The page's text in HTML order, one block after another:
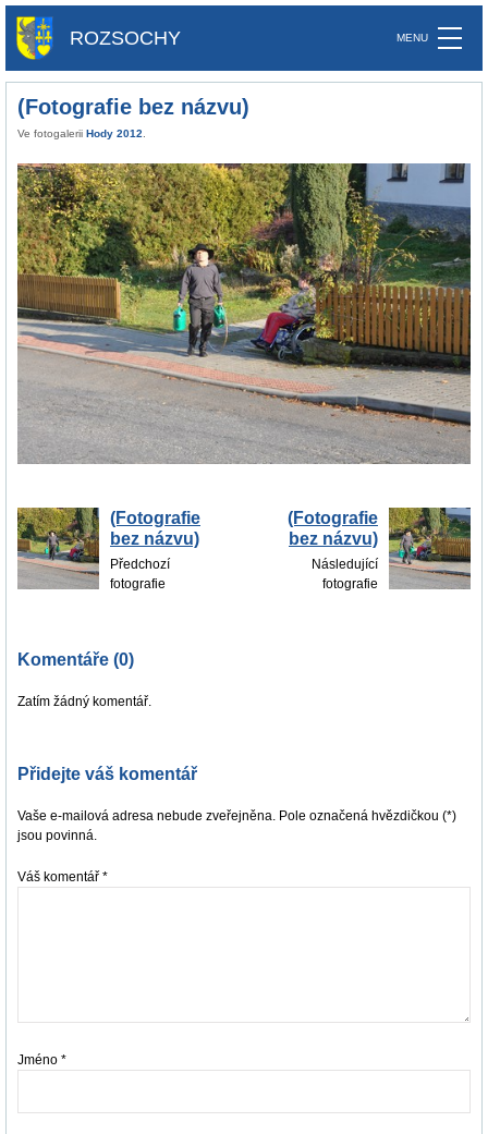
ROZSOCHY
(Fotografie bez názvu)
Ve fotogalerii Hody 2012
(Fotografie
bez názvu)
Předchozí
fotografie
(Fotografie
bez názvu)
Následující
fotografie
Komentáře (0)
Zatím žádný komentář.
Přidejte váš komentář
Vaše e-mailová adresa nebude zveřejněna. Pole označená hvězdičkou (*)
jsou povinná.
Váš komentář *
Jméno *